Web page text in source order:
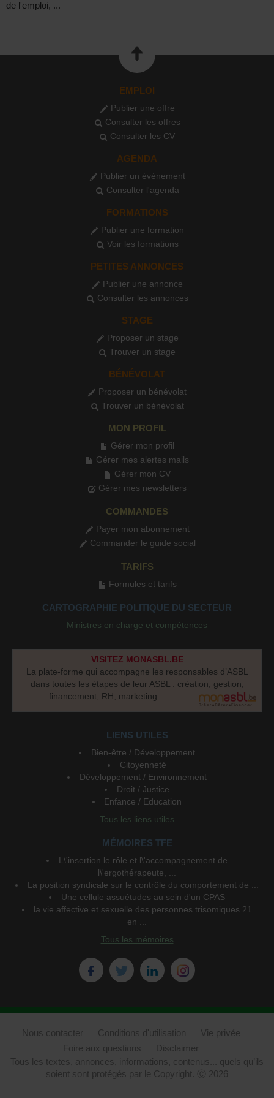
de l'emploi, ...
EMPLOI
Publier une offre
Consulter les offres
Consulter les CV
AGENDA
Publier un événement
Consulter l'agenda
FORMATIONS
Publier une formation
Voir les formations
PETITES ANNONCES
Publier une annonce
Consulter les annonces
STAGE
Proposer un stage
Trouver un stage
BÉNÉVOLAT
Proposer un bénévolat
Trouver un bénévolat
MON PROFIL
Gérer mon profil
Gérer mes alertes mails
Gérer mon CV
Gérer mes newsletters
COMMANDES
Payer mon abonnement
Commander le guide social
TARIFS
Formules et tarifs
CARTOGRAPHIE POLITIQUE DU SECTEUR
Ministres en charge et compétences
VISITEZ MONASBL.BE
La plate-forme qui accompagne les responsables d’ASBL
dans toutes les étapes de leur ASBL : création, gestion,
financement, RH, marketing...
LIENS UTILES
Bien-être / Développement
Citoyenneté
Développement / Environnement
Droit / Justice
Enfance / Education
Tous les liens utiles
MÉMOIRES TFE
L\'insertion le rôle et l\'accompagnement de
l\'ergothérapeute, ...
La position syndicale sur le contrôle du comportement de ...
Une cellule assuétudes au sein d'un CPAS
la vie affective et sexuelle des personnes trisomiques 21
en ...
Tous les mémoires
Nous contacter Conditions d'utilisation
Vie privée
Foire aux questions
Disclaimer
Tous les textes, annonces, informations, contenus... quels qu’ils
soient sont protégés par le Copyright. Ⓒ 2026